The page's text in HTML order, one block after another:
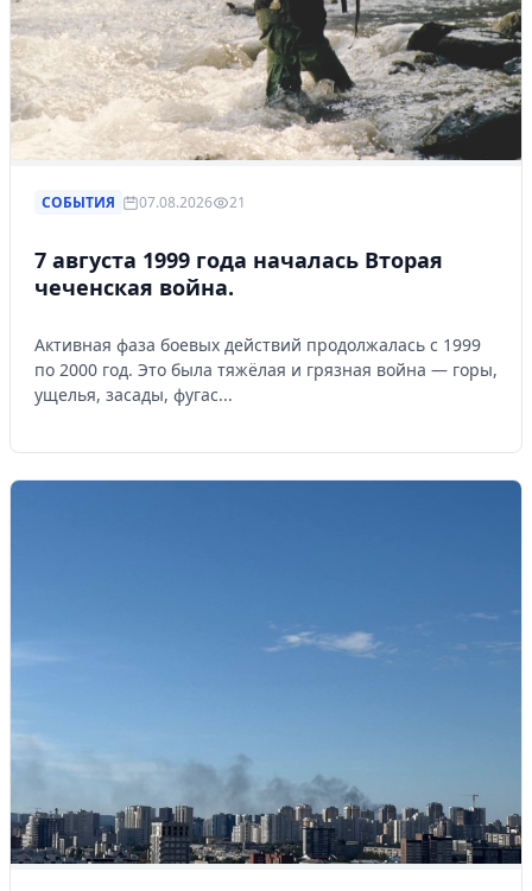
СОБЫТИЯ 07.08.2026 21
7 августа 1999 года началась Вторая
чеченская война.
Активная фаза боевых действий продолжалась с 1999
по 2000 год. Это была тяжёлая и грязная война — горы,
ущелья, засады, фугас...